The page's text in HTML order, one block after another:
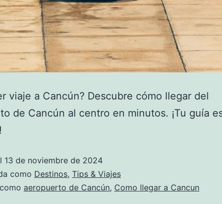
viaje a Cancún? Descubre cómo llegar del
de Cancún al centro en minutos. ¡Tu guía
13 de noviembre de 2024
como Destinos, Tips & Viajes
aeropuerto de Cancún, Como llegar a Cancun